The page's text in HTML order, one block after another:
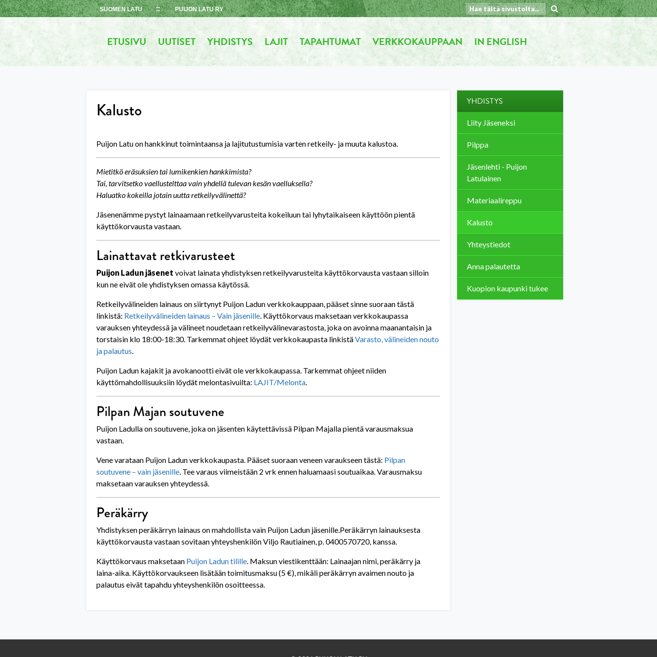
Skip
to
SUOMEN LATU PUIJON LATU RY
ETUSIVU UUTISET YHDISTYS LAJIT TAPAHTUMAT VERKKOKAUPPAAN IN ENGLISH
Kalusto
Puijon Latu on hankkinut toimintaansa ja lajitutustumisia varten retkeily- ja muuta kalustoa.
Mietitkö eräsuksien tai lumikenkien hankkimista?
Tai, tarvitsetko vaellustelttaa vain yhdellä tulevan kesän vaelluksella?
Haluatko kokeilla jotain uutta retkeilyvälinettä?
Jäsenenämme pystyt lainaamaan retkeilyvarusteita kokeiluun tai lyhytaikaiseen käyttöön pientä
käyttökorvausta vastaan.
Lainattavat retkivarusteet
Puijon Ladun jäsenet voivat lainata yhdistyksen retkeilyvarusteita käyttökorvausta vastaan silloin
kun ne eivät ole yhdistyksen omassa käytössä.
Retkeilyvälineiden lainaus on siirtynyt Puijon Ladun verkkokauppaan, pääset sinne suoraan tästä
linkistä: Retkeilyvälineiden lainaus – Vain jäsenille. Käyttökorvaus maksetaan verkkokaupassa
varauksen yhteydessä ja välineet noudetaan retkeilyvälinevarastosta, joka on avoinna maanantaisin ja
torstaisin klo 18:00-18:30. Tarkemmat ohjeet löydät verkkokaupasta linkistäVarasto, välineiden nouto
ja palautus.
Puijon Ladun kajakit ja avokanootti eivät ole verkkokaupassa. Tarkemmat ohjeet niiden
käyttömahdollisuuksiin löydät melontasivuilta: LAJIT/Melonta.
Pilpan Majan soutuvene
Puijon Ladulla on soutuvene, joka on jäsenten käytettävissä Pilpan Majalla pientä varausmaksua
vastaan.
Vene varataan Puijon Ladun verkkokaupasta. Pääset suoraan veneen varaukseen tästä: Pilpan
soutuvene – vain jäsenille. Tee varaus viimeistään 2 vrk ennen haluamaasi soutuaikaa. Varausmaksu
maksetaan varauksen yhteydessä.
Peräkärry
Yhdistyksen peräkärryn lainaus on mahdollista vain Puijon Ladun jäsenille.Peräkärryn lainauksesta
käyttökorvausta vastaan sovitaan yhteyshenkilön Viljo Rautiainen, p. 0400570720, kanssa.
Käyttökorvaus maksetaan Puijon Ladun tilille. Maksun viestikenttään: Lainaajan nimi, peräkärry ja
laina-aika. Käyttökorvaukseen lisätään toimitusmaksu (5 €), mikäli peräkärryn avaimen nouto ja
palautus eivät tapahdu yhteyshenkilön osoitteessa.
YHDISTYS
Liity Jäseneksi
Pilppa
Jäsenlehti - Puijon
Latulainen
Materiaalireppu
Kalusto
Yhteystiedot
Anna palautetta
Kuopion kaupunki tukee